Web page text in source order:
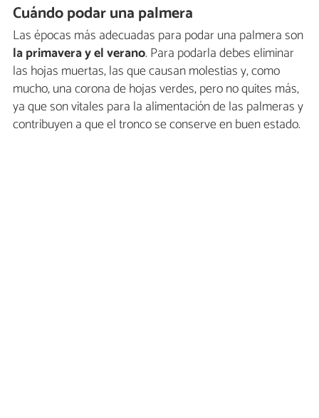
Cuándo podar una palmera
Las épocas más adecuadas para podar una palmera son
la primavera y el verano. Para podarla debes eliminar
las hojas muertas, las que causan molestias y, como
mucho, una corona de hojas verdes, pero no quites más,
ya que son vitales para la alimentación de las palmeras y
contribuyen a que el tronco se conserve en buen estado.